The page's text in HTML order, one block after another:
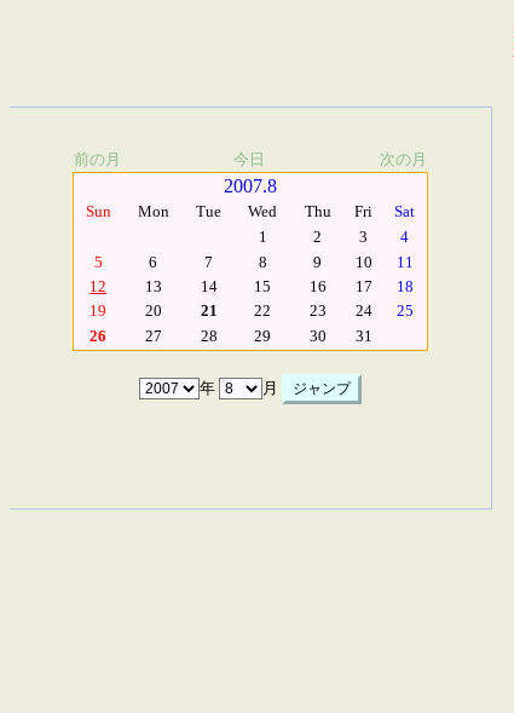
前の月 今日 次の月
2007.8
Sun Mon Tue Wed Thu Fri
Sat
1
2 3
4
5
6 7 8 9 10
11
12
13 14 15 16 17
18
19
20 21 22 23 24
25
26
27 28 29 30 31
年 月